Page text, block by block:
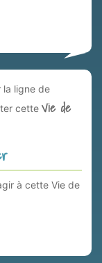
la ligne de
cette Vie de
à cette Vie de